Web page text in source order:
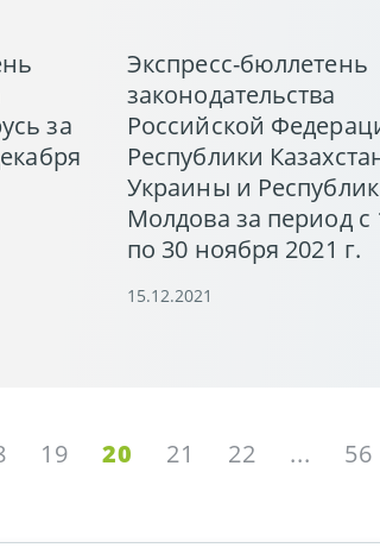
за
Экспресс-бюллетень
законодательства
Российской
Республики
Украины и
Молдова за период с
по 30 ноября 2021 г.
15.12.2021
19 20 21 22 ... 56